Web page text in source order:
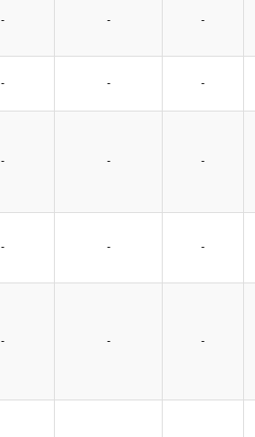
- - -
- - -
- - -
- - -
- - -